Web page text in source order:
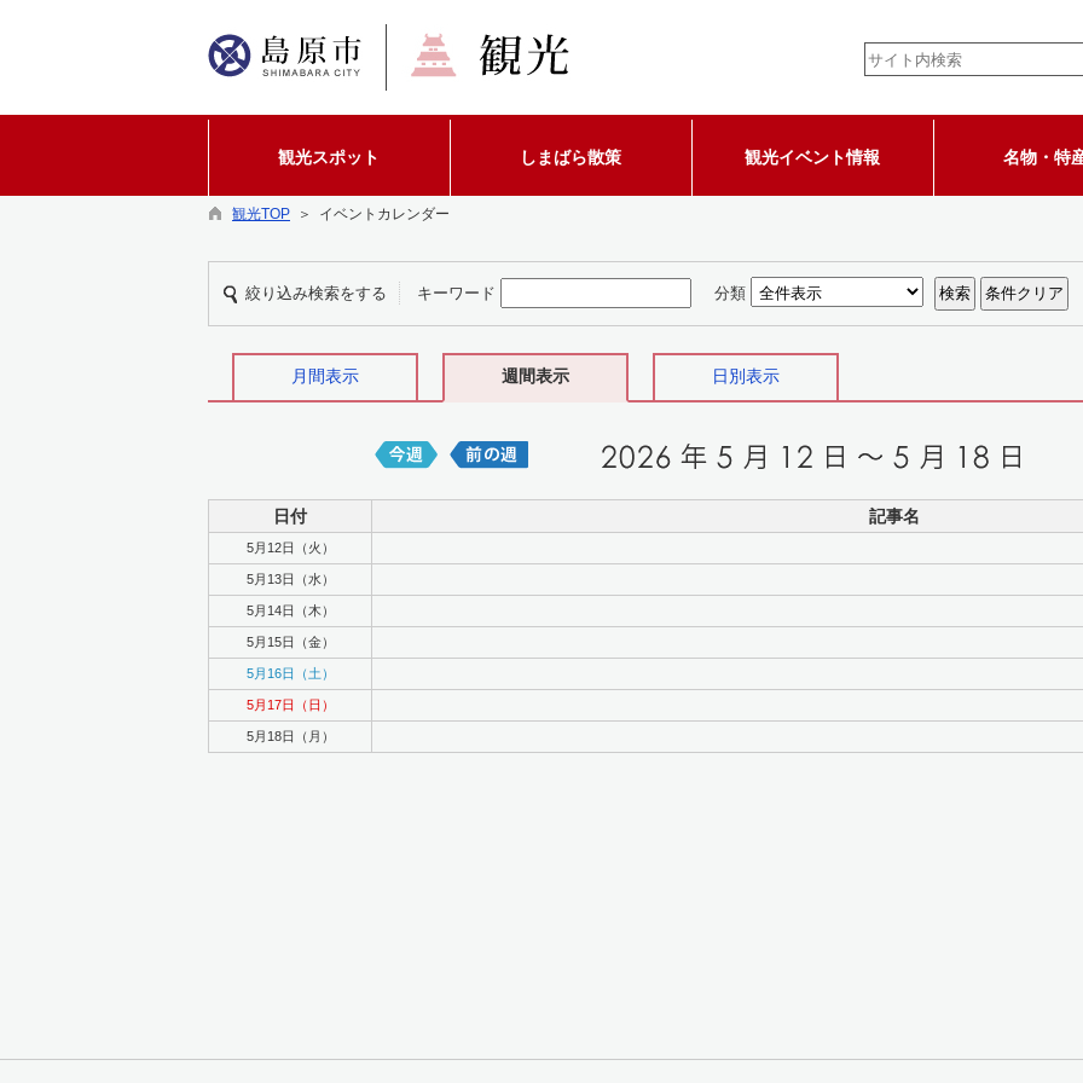
観光スポット しまばら散策 観光イベント情報 名物・特
観光TOP ＞ イベントカレンダー
絞り込み検索をする キーワード 分類
月間表示 週間表示 日別表示
日付 記事名
5月12日（火）
5月13日（水）
5月14日（木）
5月15日（金）
5月16日（土）
5月17日（日）
5月18日（月）